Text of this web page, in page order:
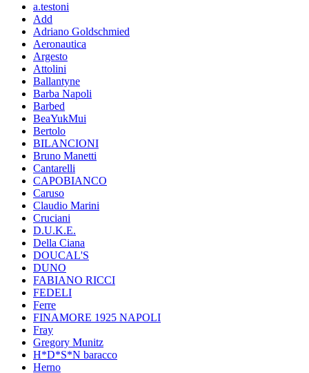
a.testoni
Add
Adriano Goldschmied
Aeronautica
Argesto
Attolini
Ballantyne
Barba Napoli
Barbed
BeaYukMui
Bertolo
BILANCIONI
Bruno Manetti
Cantarelli
CAPOBIANCO
Caruso
Claudio Marini
Cruciani
D.U.K.E.
Della Ciana
DOUCAL'S
DUNO
FABIANO RICCI
FEDELI
Ferre
FINAMORE 1925 NAPOLI
Fray
Gregory Munitz
H*D*S*N baracco
Herno